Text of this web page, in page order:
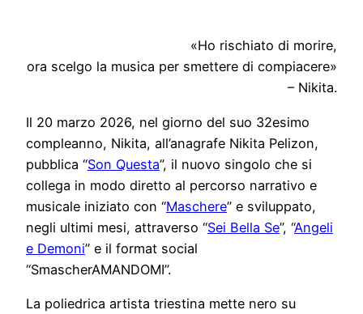
«Ho rischiato di morire,
ora scelgo la musica per smettere di compiacere»
– Nikita.
Il 20 marzo 2026, nel giorno del suo 32esimo
compleanno, Nikita, all’anagrafe Nikita Pelizon,
pubblica “Son Questa”, il nuovo singolo che si
collega in modo diretto al percorso narrativo e
musicale iniziato con “Maschere” e sviluppato,
negli ultimi mesi, attraverso “Sei Bella Se”, “Angeli
e Demoni” e il format social
“SmascherAMANDOMI”.
La poliedrica artista triestina mette nero su